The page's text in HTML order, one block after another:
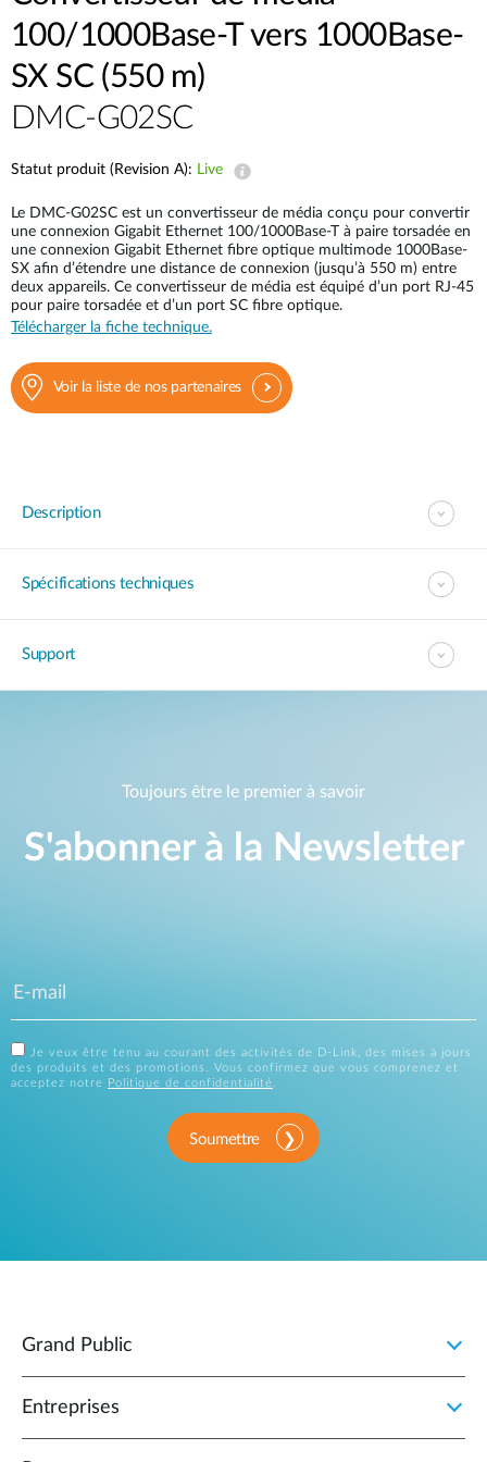
100/1000Base-T vers 1000Base-
SX SC (550 m)
DMC-G02SC
Statut produit (Revision A): Live
Le DMC-G02SC est un convertisseur de média conçu pour convertir
une connexion Gigabit Ethernet 100/1000Base-T à paire torsadée en
une connexion Gigabit Ethernet fibre optique multimode 1000Base-
SX afin d’étendre une distance de connexion (jusqu’à 550 m) entre
deux appareils. Ce convertisseur de média est équipé d’un port RJ-45
pour paire torsadée et d’un port SC fibre optique.
Télécharger la fiche technique.
Voir la liste de nos partenaires
Description
Spécifications techniques
Support
Toujours être le premier à savoir
S'abonner à la Newsletter
Je veux être tenu au courant des activités de D-Link, des mises à jours
des produits et des promotions. Vous confirmez que vous comprenez et
acceptez notre
Politique de confidentialité.
Soumettre
Grand Public
Entreprises